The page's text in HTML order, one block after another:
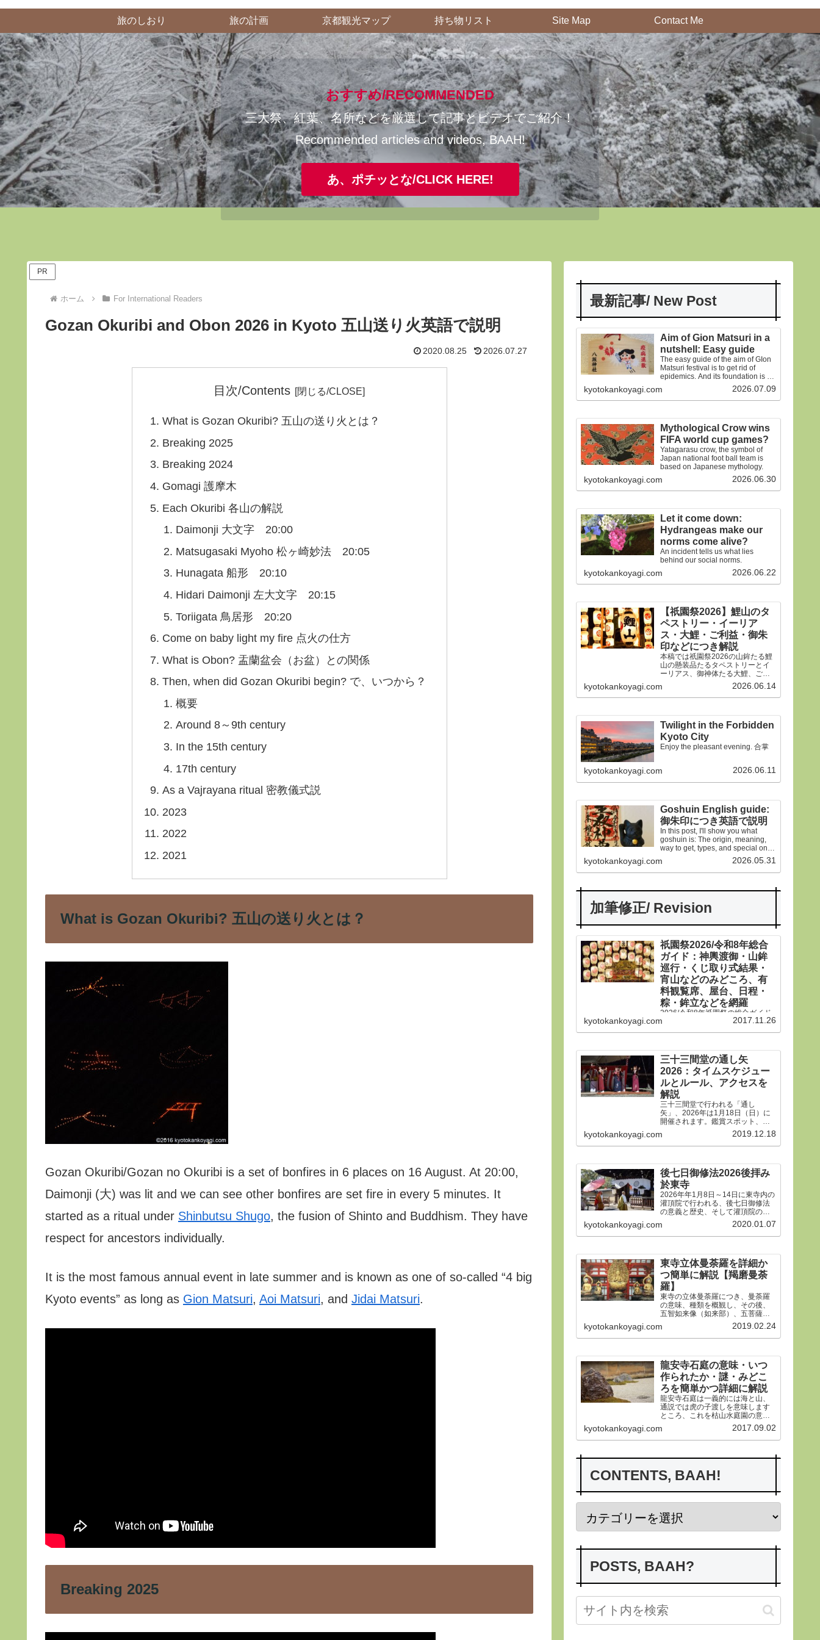
旅のしおり 旅の計画 京都観光マップ 持ち物リスト Site Map Contact Me
おすすめ/RECOMMENDED
三大祭、紅葉、名所などを厳選して記事とビデオでご紹介！
Recommended articles and videos, BAAH!
あ、ポチッとな/CLICK HERE!
PR
ホーム For International Readers
Gozan Okuribi and Obon 2026 in Kyoto 五山送り火英語で説明
2020.08.25 2026.07.27
目次/Contents
What is Gozan Okuribi? 五山の送り火とは？
Breaking 2025
Breaking 2024
Gomagi 護摩木
Each Okuribi 各山の解説
Daimonji 大文字 20:00
Matsugasaki Myoho 松ヶ崎妙法 20:05
Hunagata 船形 20:10
Hidari Daimonji 左大文字 20:15
Toriigata 鳥居形 20:20
Come on baby light my fire 点火の仕方
What is Obon? 盂蘭盆会（お盆）との関係
Then, when did Gozan Okuribi begin? で、いつから？
概要
Around 8～9th century
In the 15th century
17th century
As a Vajrayana ritual 密教儀式説
2023
2022
2021
What is Gozan Okuribi? 五山の送り火とは？
Gozan Okuribi/Gozan no Okuribi is a set of bonfires in 6 places on 16 August. At 20:00,
Daimonji (大) was lit and we can see other bonfires are set fire in every 5 minutes. It
started as a ritual under Shinbutsu Shugo, the fusion of Shinto and Buddhism. They have
respect for ancestors individually.
It is the most famous annual event in late summer and is known as one of so-called “4 big
Kyoto events” as long as Gion Matsuri, Aoi Matsuri, and Jidai Matsuri.
Breaking 2025
最新記事/ New Post
Aim of Gion Matsuri in a
nutshell: Easy guide
The easy guide of the aim of GIon
Matsuri festival is to get rid of
epidemics. And its foundation is on
kyotokankoyagi.com 2026.07.09
Mythological Crow wins
FIFA world cup games?
Yatagarasu crow, the symbol of
Japan national foot ball team is
based on Japanese mythology.
kyotokankoyagi.com 2026.06.30
Let it come down:
Hydrangeas make our
norms come alive?
An incident tells us what lies
behind our social norms.
kyotokankoyagi.com 2026.06.22
【祇園祭2026】鯉山のタ
ペストリー・イーリア
ス・大鯉・ご利益・御朱
印などにつき解説
本稿では祇園祭2026の山鉾たる鯉
山の懸装品たるタペストリーとイ
ーリアス、御神体たる大鯉、ご利
益、御朱印などにつき詳細に解説
申しあげます。合掌
kyotokankoyagi.com 2026.06.14
Twilight in the Forbidden
Kyoto City
Enjoy the pleasant evening. 合掌
kyotokankoyagi.com 2026.06.11
Goshuin English guide:
御朱印につき英語で説明
In this post, I'll show you what
goshuin is: The origin, meaning,
way to get, types, and special ones
in Gion Matsuri festival.
kyotokankoyagi.com 2026.05.31
加筆修正/ Revision
祇園祭2026/令和8年総合
ガイド：神輿渡御・山鉾
巡行・くじ取り式結果・
宵山などのみどころ、有
料観覧席、屋台、日程・
粽・鉾立などを網羅
2026/令和8年祇園祭の総合ガイド
です。本年は神輿渡御、山鉾巡
行・神輿渡御などの行事の日程、
生稚児や久世駒形稚児、各山鉾や
御朱印、屋台や歩行者天国や交通
規制などのおすすめ情報です。
kyotokankoyagi.com 2017.11.26
三十三間堂の通し矢
2026：タイムスケジュー
ルとルール、アクセスを
解説
三十三間堂で行われる「通し
矢」、2026年は1月18日（日）に
開催されます。鑑賞スポット、タ
イムスケジュール、ルールや歴
史、そして三十三間堂の概要、ア
クセス方法などをご紹介します。
kyotokankoyagi.com 2019.12.18
後七日御修法2026後拝み
於東寺
2026年年1月8日～14日に東寺内の
灌頂院で行われる、後七日御修法
の意義と歴史、そして灌頂院の内
部で何をするのかを解説した後、
14日の「後拝み」での灌頂院参拝
方法などをご紹介します。合掌。
kyotokankoyagi.com 2020.01.07
東寺立体曼荼羅を詳細か
つ簡単に解説【羯磨曼荼
羅】
東寺の立体曼荼羅につき、曼荼羅
の意味、種類を概観し、その後、
五智如来像（如来部）、五菩薩像
（菩薩部）、五大明王像（明王
部）につき、21体すべて、一体ず
つ簡潔にわかりやすく解説しま
kyotokankoyagi.com 2019.02.24
龍安寺石庭の意味・いつ
作られたか・謎・みどこ
ろを簡単かつ詳細に解説
龍安寺石庭は一義的には海と山、
通説では虎の子渡しを意味します
ところ、これを枯山水庭園の意義
から詳らかにします。その後、い
つ作られたかなど龍安寺の歴史や
謎、みどころにつき紹介申し上げ
kyotokankoyagi.com 2017.09.02
CONTENTS, BAAH!
POSTS, BAAH?